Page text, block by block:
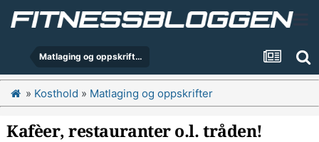
Matlaging og oppskrifter
» Kosthold » Matlaging og oppskrifter
Kafèer, restauranter o.l. tråden!